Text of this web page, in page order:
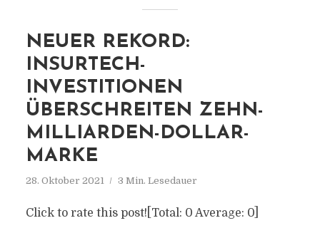
NEUER REKORD:
INSURTECH-
INVESTITIONEN
ÜBERSCHREITEN ZEHN-
MILLIARDEN-DOLLAR-
MARKE
28. Oktober 2021 3 Min. Lesedauer
Click to rate this post![Total: 0 Average: 0]